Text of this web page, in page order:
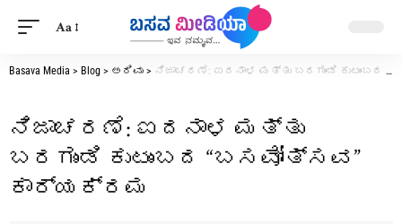
Aa
Basava Media > Blog > ಅರಿವು > ನಿಜಾಚರಣೆ: ಐದನಾಳ ಮತ್ತು ಬರಗುಂಡಿ ಕುಟುಂಬದ “ಬಸವೋತ್ಸವ” ಕಾರ್ಯಕ್ರಮ
ನಿಜಾಚರಣೆ: ಐದನಾಳ ಮತ್ತು
ಬರಗುಂಡಿ ಕುಟುಂಬದ “ಬಸವೋತ್ಸವ”
ಕಾರ್ಯಕ್ರಮ